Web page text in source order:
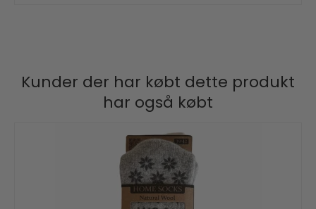
Kunder der har købt dette produkt
har også købt